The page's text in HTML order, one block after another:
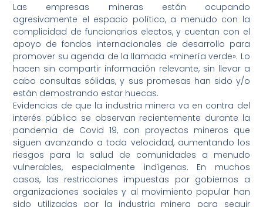
Las empresas mineras están ocupando
agresivamente el espacio político, a menudo con la
complicidad de funcionarios electos, y cuentan con el
apoyo de fondos internacionales de desarrollo para
promover su agenda de la llamada «minería verde». Lo
hacen sin compartir información relevante, sin llevar a
cabo consultas sólidas, y sus promesas han sido y/o
están demostrando estar huecas.
Evidencias de que la industria minera va en contra del
interés público se observan recientemente durante la
pandemia de Covid 19, con proyectos mineros que
siguen avanzando a toda velocidad, aumentando los
riesgos para la salud de comunidades a menudo
vulnerables, especialmente indígenas. En muchos
casos, las restricciones impuestas por gobiernos a
organizaciones sociales y al movimiento popular han
sido utilizadas por la industria minera para seguir